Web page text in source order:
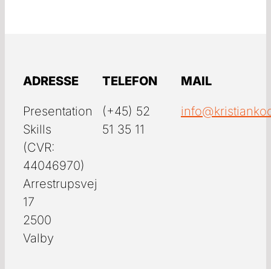
ADRESSE
Presentation
Skills
(CVR:
44046970)
Arrestrupsvej
17
2500
Valby
TELEFON
(+45) 52
51 35 11
MAIL